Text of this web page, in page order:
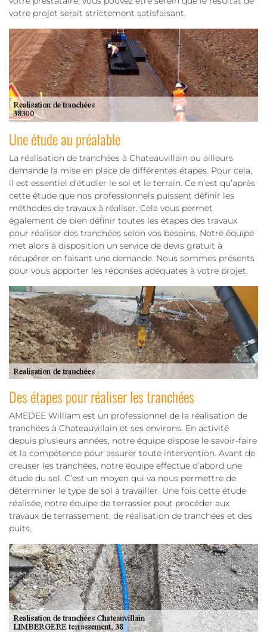
votre projet serait strictement satisfaisant.
Une étude au préalable
La réalisation de tranchées à Chateauvillain ou ailleurs
demande la mise en place de différentes étapes. Pour cela,
il est essentiel d’étudier le sol et le terrain. Ce n’est qu’après
cette étude que nos professionnels puissent définir les
méthodes de travaux à réaliser. Cela vous permet
également de bien définir toutes les étapes des travaux
pour réaliser des tranchées selon vos besoins. Notre équipe
met alors à disposition un service de devis gratuit à
récupérer en faisant une demande. Nous sommes présents
pour vous apporter les réponses adéquates à votre projet.
Des étapes pour réaliser les tranchées
AMEDEE William est un professionnel de la réalisation de
tranchées à Chateauvillain et ses environs. En activité
depuis plusieurs années, notre équipe dispose le savoir-faire
et la compétence pour assurer toute intervention. Avant de
creuser les tranchées, notre équipe effectue d’abord une
étude du sol. C’est un moyen qui va nous permettre de
déterminer le type de sol à travailler. Une fois cette étude
réalisée, notre équipe de terrassier peut procéder aux
travaux de terrassement, de réalisation de tranchées et des
puits.